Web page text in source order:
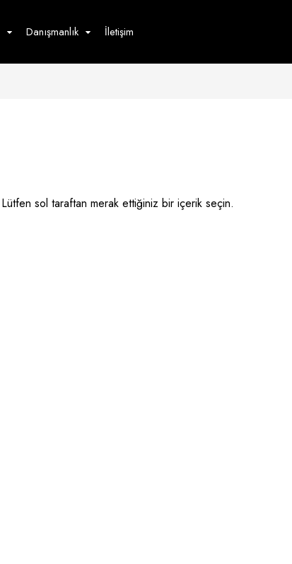
Danışmanlık İletişim
Lütfen sol taraftan merak ettiğiniz bir içerik seçin.